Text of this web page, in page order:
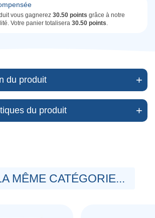
vous gagnerez 30.50 points grâce à notre
Votre panier totalisera 30.50 points.
du produit
du produit
MÊME CATÉGORIE...